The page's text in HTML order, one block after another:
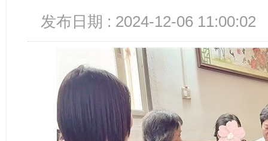
发布日期 : 2024-12-06 11:00:02